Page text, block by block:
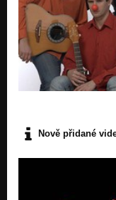
Nově přidané